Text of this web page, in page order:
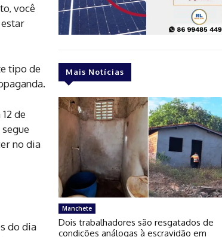
você
tipo de
de
no dia
do dia
Mais Notícias
Manchete
Dois trabalhadores são resgatados de
condições análogas à escravidão em